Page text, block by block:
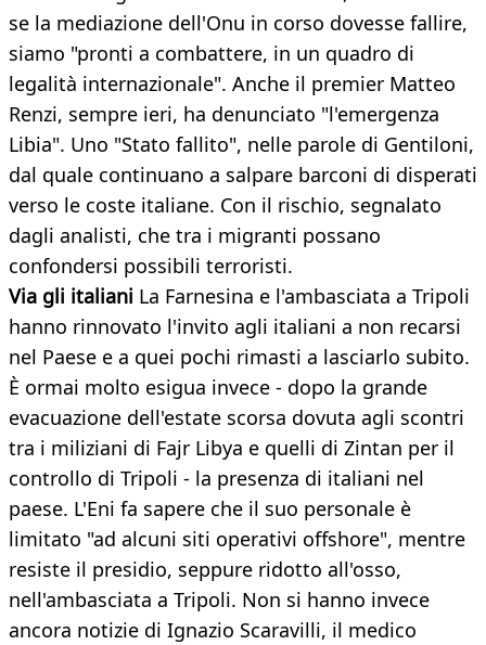
se la mediazione dell'Onu in corso dovesse fallire,
siamo "pronti a combattere, in un quadro di
legalità internazionale". Anche il premier Matteo
Renzi, sempre ieri, ha denunciato "l'emergenza
Libia". Uno "Stato fallito", nelle parole di Gentiloni,
dal quale continuano a salpare barconi di disperati
verso le coste italiane. Con il rischio, segnalato
dagli analisti, che tra i migranti possano
confondersi possibili terroristi.
Via gli italiani La Farnesina e l'ambasciata a Tripoli
hanno rinnovato l'invito agli italiani a non recarsi
nel Paese e a quei pochi rimasti a lasciarlo subito.
È ormai molto esigua invece - dopo la grande
evacuazione dell'estate scorsa dovuta agli scontri
tra i miliziani di Fajr Libya e quelli di Zintan per il
controllo di Tripoli - la presenza di italiani nel
paese. L'Eni fa sapere che il suo personale è
limitato "ad alcuni siti operativi offshore", mentre
resiste il presidio, seppure ridotto all'osso,
nell'ambasciata a Tripoli. Non si hanno invece
ancora notizie di Ignazio Scaravilli, il medico